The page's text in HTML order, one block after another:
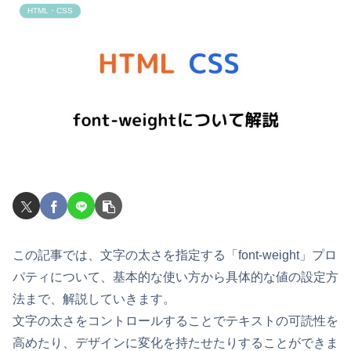
HTML・CSS
この記事では、文字の太さを指定する「font-weight」プロ
パティについて、基本的な使い方から具体的な値の設定方
法まで、解説していきます。
文字の太さをコントロールすることでテキストの可読性を
高めたり、デザインに変化を持たせたりすることができま